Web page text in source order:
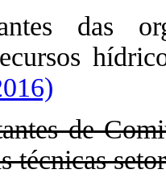
das
de
técnicas